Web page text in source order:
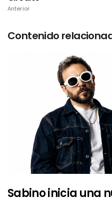
Anterior
Contenido
Sabino inicia una